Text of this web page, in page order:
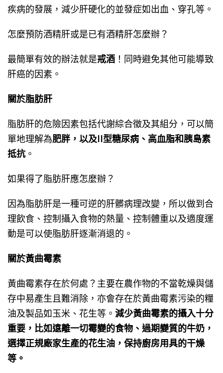
疾病的發展，減少肝硬化的並發症如出血、穿孔等。
怎麼預防酒精肝或是已有酒精肝怎麼辦？
最簡單有效的辦法就是戒酒 ！同時避免其他可能導致
肝癌的因素。
關於脂肪肝
脂肪肝的危險因素包括代謝綜合徵及其組分，可以簡
單地理解為肥胖，以及II型糖尿病、高血脂和胰島素
抵抗。
如果得了脂肪肝應怎麼辦？
因為脂肪肝是一種可逆的肝髒病理改變，所以做到合
理飲食、控制攝入食物的熱量、控制體重以及適度運
動是可以使脂肪肝逐漸消退的。
關於黃曲霉素
黃曲霉素存在於何處？主要在農作物的不當乾燥與儲
存中易產生且難消除，亦會存在於黃曲霉素污染的糧
油及製品如玉米、花生等。 減少黃曲霉素的攝入十分
重要，比如遠離一切霉變的食物、過期變質的牛奶，
選擇正規廠家生產的花生油，保持廚房用具的干燥
等。